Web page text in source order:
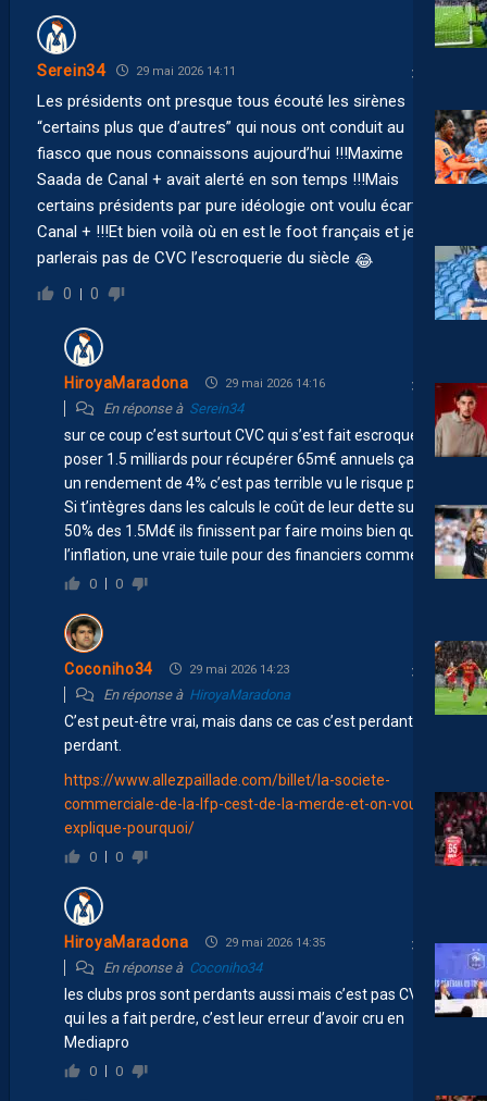
Serein34 29 mai 2026 14:11
Les présidents ont presque tous écouté les sirènes
“certains plus que d’autres” qui nous ont conduit au
fiasco que nous connaissons aujourd’hui !!!Maxime
Saada de Canal + avait alerté en son temps !!!Mais
certains présidents par pure idéologie ont voulu écarté
Canal + !!!Et bien voilà où en est le foot français et je ne
parlerais pas de CVC l’escroquerie du siècle 😂
0 0
HiroyaMaradona 29 mai 2026 14:16
En réponse à Serein34
sur ce coup c’est surtout CVC qui s’est fait escroquer:
poser 1.5 milliards pour récupérer 65m€ annuels ça fait
un rendement de 4% c’est pas terrible vu le risque pris.
Si t’intègres dans les calculs le coût de leur dette sur
50% des 1.5Md€ ils finissent par faire moins bien que
l’inflation, une vraie tuile pour des financiers comme eux.
0 0
Coconiho34 29 mai 2026 14:23
En réponse à HiroyaMaradona
C’est peut-être vrai, mais dans ce cas c’est perdant-
perdant.
https://www.allezpaillade.com/billet/la-societe-
commerciale-de-la-lfp-cest-de-la-merde-et-on-vous-
explique-pourquoi/
0 0
HiroyaMaradona 29 mai 2026 14:35
En réponse à Coconiho34
les clubs pros sont perdants aussi mais c’est pas CVC
qui les a fait perdre, c’est leur erreur d’avoir cru en
Mediapro
0 0